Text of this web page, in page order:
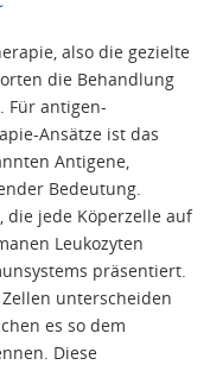
also die gezielte
die Behandlung
Für antigen-
Ansätze ist das
Antigene,
Bedeutung.
die jede Köperzelle auf
Leukozyten
präsentiert.
unterscheiden
es so dem
Diese